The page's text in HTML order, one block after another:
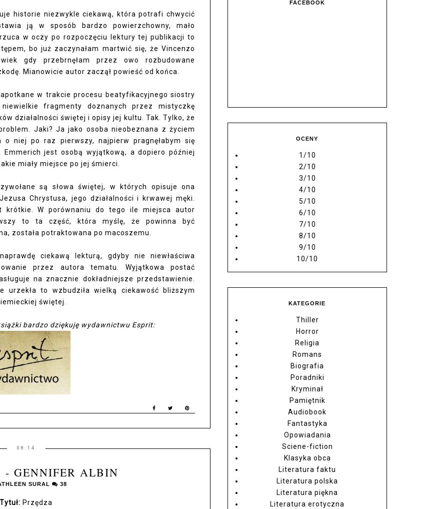
historie niezwykle ciekawą, która potrafi chwycić
ją w sposób bardzo powierzchowny, mało
w oczy po rozpoczęciu lektury tej publikacji to
bo już zaczynałam martwić się, że Vincenzo
gdy przebrnęłam przez owo rozbudowane
Mianowicie autor zaczął powieść od końca.
w trakcie procesu beatyfikacyjnego siostry
fragmenty doznanych przez mistyczkę
działalności świętej i opisy jej kultu. Tak. Tylko, że
Jaki? Ja jako osoba nieobeznana z życiem
niej po raz pierwszy, najpierw pragnęłabym się
Emmerich jest osobą wyjątkową, a dopiero później
miały miejsce po jej śmierci.
są słowa świętej, w których opisuje ona
Chrystusa, jego działalności i krwawej męki.
krótkie. W porównaniu do tego ile miejsca autor
to ta część, która myślę, że powinna być
została potraktowana po macoszemu.
ciekawą lekturą, gdyby nie niewłaściwa
przez autora tematu. Wyjątkowa postać
na znacznie dokładniejsze przedstawienie.
urzekła to wzbudziła wielką ciekawość bliższym
świętej.
bardzo dziękuję wydawnictwu Esprit:
08:14
- GENNIFER ALBIN
SURAL 38
Tytuł: Przędza
FACEBOOK
OCENY
1/10
2/10
3/10
4/10
5/10
6/10
7/10
8/10
9/10
10/10
KATEGORIE
Thiller
Horror
Religia
Romans
Biografia
Poradniki
Kryminał
Pamiętnik
Audiobook
Fantastyka
Opowiadania
Sciene-fiction
Klasyka obca
Literatura faktu
Literatura polska
Literatura piękna
Literatura erotyczna